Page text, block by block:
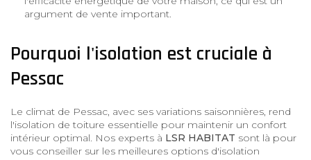
argument de vente important.
Pourquoi l'isolation est cruciale à
Pessac
Le climat de Pessac, avec ses variations saisonnières, rend
l'isolation de toiture essentielle pour maintenir un confort
intérieur optimal. Nos experts à LSR HABITAT sont là pour
vous conseiller sur les meilleures options d'isolation